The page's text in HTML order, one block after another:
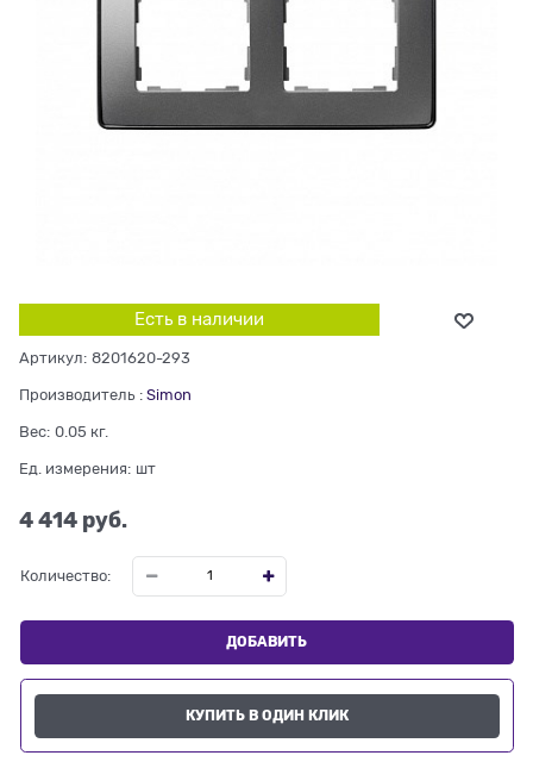
Есть в наличии
Артикул: 8201620-293
Производитель : Simon
Вес: 0.05 кг.
Ед. измерения: шт
4 414 руб.
Количество:
ДОБАВИТЬ
КУПИТЬ В ОДИН КЛИК